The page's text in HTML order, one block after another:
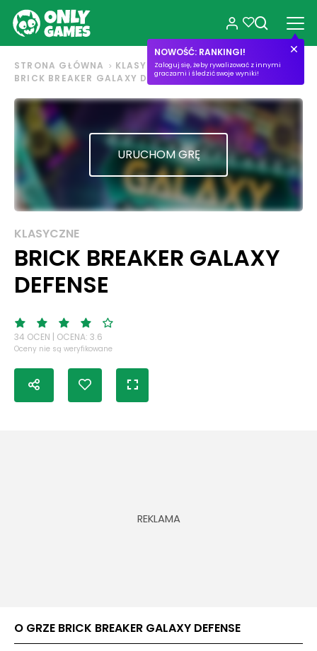
NOWOŚĆ: RANKINGI!
Zaloguj się, żeby rywalizować z innymi
graczami i śledzić swoje wyniki!
STRONA GŁÓWNA
KLASYCZNE
BRICK BREAKER GALAXY DEFENSE
URUCHOM GRĘ
KLASYCZNE
BRICK BREAKER GALAXY
DEFENSE
34 OCEN | OCENA: 3.6
Oceny nie są weryfikowane
O GRZE BRICK BREAKER GALAXY DEFENSE